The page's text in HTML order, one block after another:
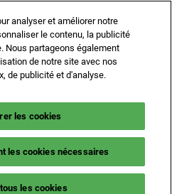
NEWSLETTER BILLETTERIE
analyser et améliorer notre
le contenu, la publicité
Nous partageons également
de notre site avec nos
de publicité et d'analyse.
les cookies
les cookies nécessaires
les cookies